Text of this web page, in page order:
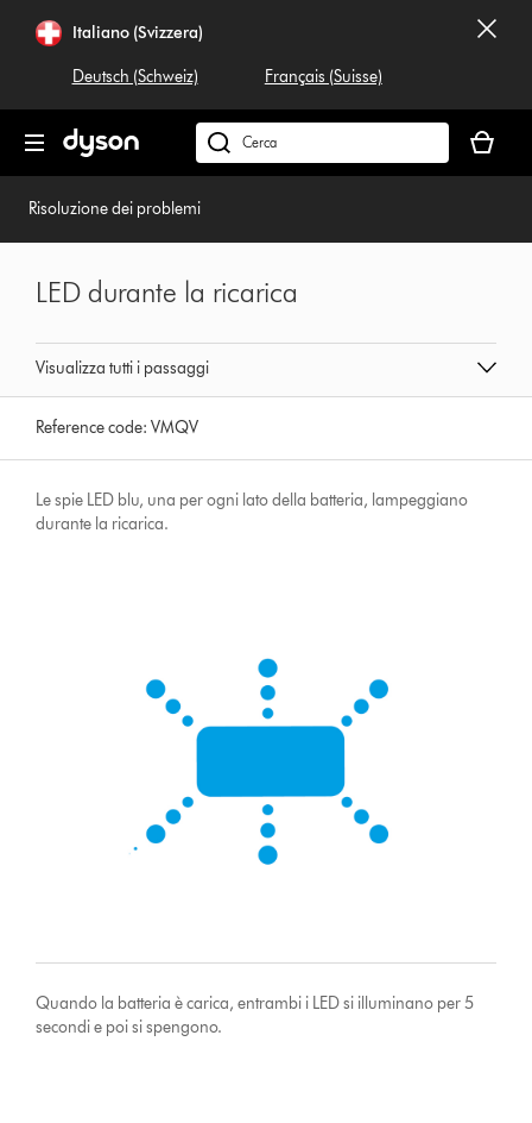
navigazioneItaliano (Svizzera)
Deutsch (Schweiz) Français (Suisse)
Cerca
su
carrello
è
Risoluzione dei problemi
Visualizza tutti i passaggi
LED durante la ricarica
Reference code:VMQV
Le spie LED blu, una per ogni lato della batteria, lampeggiano
durante la ricarica.
Quando la batteria è carica, entrambi i LED si illuminano per 5
secondi e poi si spengono.